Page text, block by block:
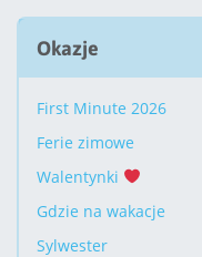
Okazje
First Minute 2026
Ferie zimowe
Walentynki
Gdzie na wakacje
Sylwester